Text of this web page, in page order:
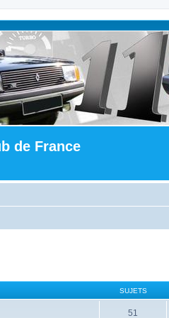
de France
SUJETS
51